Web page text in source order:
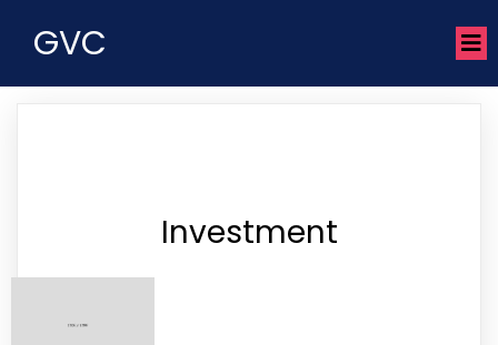
GVC
Investment